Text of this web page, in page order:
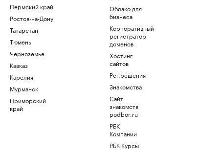
Пермский край
Ростов-на-Дону
Татарстан
Тюмень
Черноземье
Кавказ
Карелия
Мурманск
Приморский
край
Облако для
бизнеса
Корпоративный
регистратор
доменов
Хостинг
сайтов
Рег.решения
Знакомства
Сайт
знакомств
podbor.ru
РБК
Компании
РБК Курсы